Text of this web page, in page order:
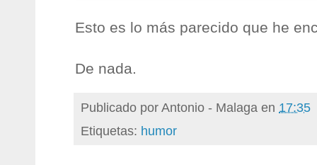
Esto es lo más parecido que he
De nada.
Publicado porAntonio - Malaga en 17:35
Etiquetas: humor